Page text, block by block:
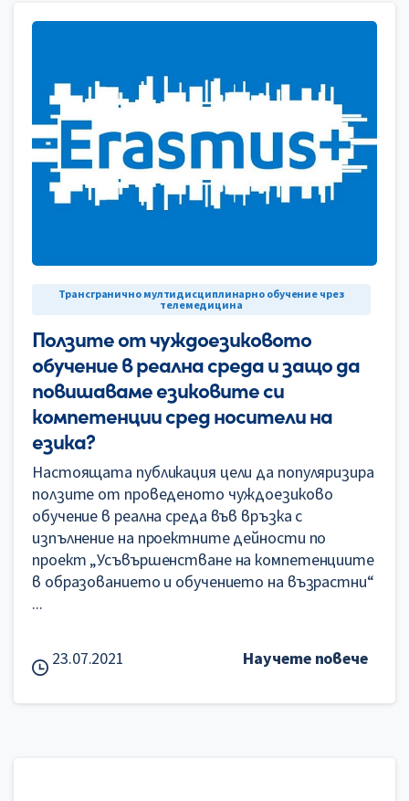
Трансгранично мултидисциплинарно обучение чрез
телемедицина
Ползите от чуждоезиковото
обучение в реална среда и защо да
повишаваме езиковите си
компетенции сред носители на
езика?
Настоящата публикация цели да популяризира
ползите от проведеното чуждоезиково
обучение в реална среда във връзка с
изпълнение на проектните дейности по
проект „Усъвършенстване на компетенциите
в образованието и обучението на възрастни“
...
23.07.2021 Научете повече